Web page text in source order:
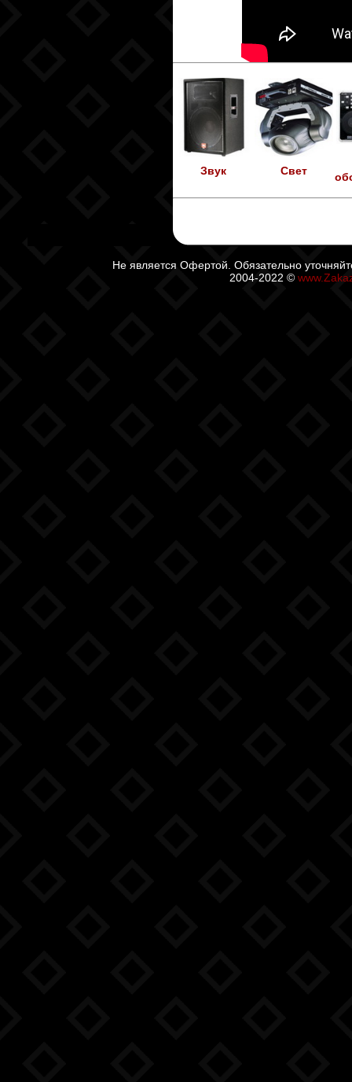
Звук Свет
Не является Офертой. Обязательно
2004-2022 ©